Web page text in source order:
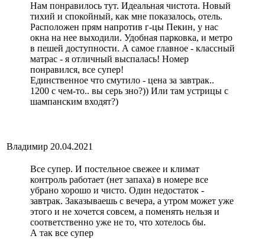
Нам понравилось тут. Идеальная чистота. Новый
тихий и спокойный, как мне показалось, отель.
Расположен прям напротив г-цы Пекин, у нас
окна на нее выходили. Удобная парковка, и метро
в пешей доступности. А самое главное - классный
матрас - я отличный выспалась! Номер
понравился, все супер!
Единственное что смутило - цена за завтрак..
1200 с чем-то.. вы серь зно?)) Или там устрицы с
шампанским входят?)
Владимир 20.04.2021
Все супер. И постельное свежее и климат
контроль работает (нет запаха) в номере все
убрано хорошо и чисто. Один недостаток -
завтрак. Заказываешь с вечера, а утром может уже
этого и не хочется совсем, а поменять нельзя и
соответственно уже не то, что хотелось бы.
А так все супер